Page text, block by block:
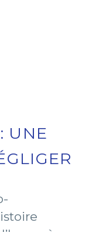
UNE